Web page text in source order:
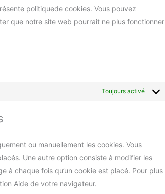
politiquede cookies. Vous pouvez
que notre site web pourrait ne plus fonctionner
Toujours activé
ou manuellement les cookies. Vous
Une autre option consiste à modifier les
à chaque fois qu’un cookie est placé. Pour plus
Aide de votre navigateur.